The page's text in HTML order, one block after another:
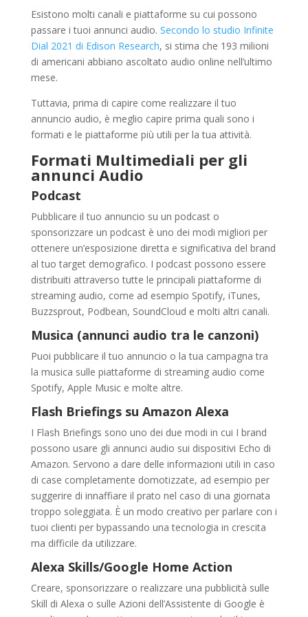
Esistono molti canali e piattaforme su cui possono
passare i tuoi annunci audio. Secondo lo studio Infinite
Dial 2021 di Edison Research, si stima che 193 milioni
di americani abbiano ascoltato audio online nell’ultimo
mese.
Tuttavia, prima di capire come realizzare il tuo
annuncio audio, è meglio capire prima quali sono i
formati e le piattaforme più utili per la tua attività.
Formati Multimediali per gli
annunci Audio
Podcast
Pubblicare il tuo annuncio su un podcast o
sponsorizzare un podcast è uno dei modi migliori per
ottenere un’esposizione diretta e significativa del brand
al tuo target demografico. I podcast possono essere
distribuiti attraverso tutte le principali piattaforme di
streaming audio, come ad esempio Spotify, iTunes,
Buzzsprout, Podbean, SoundCloud e molti altri canali.
Musica (annunci audio tra le canzoni)
Puoi pubblicare il tuo annuncio o la tua campagna tra
la musica sulle piattaforme di streaming audio come
Spotify, Apple Music e molte altre.
Flash Briefings su Amazon Alexa
I Flash Briefings sono uno dei due modi in cui I brand
possono usare gli annunci audio sui dispositivi Echo di
Amazon. Servono a dare delle informazioni utili in caso
di case completamente domotizzate, ad esempio per
suggerire di innaffiare il prato nel caso di una giornata
troppo soleggiata. È un modo creativo per parlare con i
tuoi clienti per bypassando una tecnologia in crescita
ma difficile da utilizzare.
Alexa Skills/Google Home Action
Creare, sponsorizzare o realizzare una pubblicità sulle
Skill di Alexa o sulle Azioni dell’Assistente di Google è